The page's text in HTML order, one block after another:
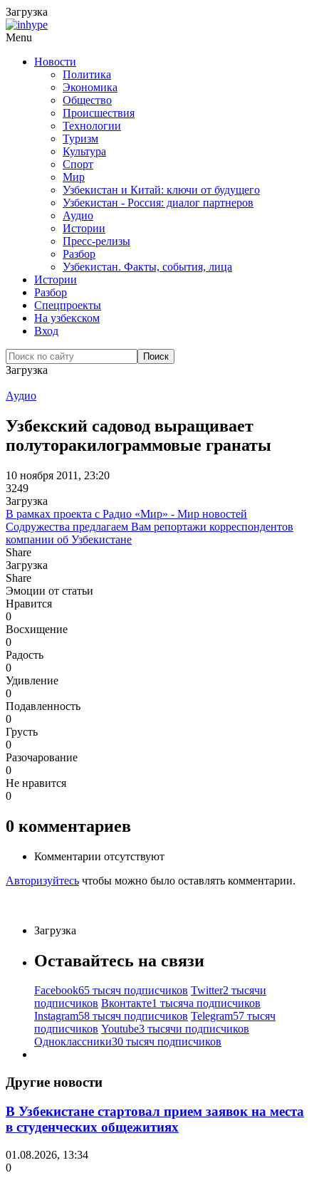
Загрузка
Menu
Новости
Политика
Экономика
Общество
Происшествия
Технологии
Туризм
Культура
Спорт
Мир
Узбекистан и Китай: ключи от будущего
Узбекистан - Россия: диалог партнеров
Аудио
Истории
Пресс-релизы
Разбор
Узбекистан. Факты, события, лица
Истории
Разбор
Спецпроекты
На узбекском
Вход
Загрузка
Аудио
Узбекский садовод выращивает
полуторакилограммовые гранаты
10 ноября 2011, 23:20
3249
Загрузка
В рамках проекта с Радио «Мир» - Мир новостей
Содружества предлагаем Вам репортажи корреспондентов
компании об Узбекистане
Share
Загрузка
Share
Эмоции от статьи
Нравится
0
Восхищение
0
Радость
0
Удивление
0
Подавленность
0
Грусть
0
Разочарование
0
Не нравится
0
0 комментариев
Комментарии отсутствуют
Авторизуйтесь чтобы можно было оставлять комментарии.
Загрузка
Оставайтесь на связи
Facebook65 тысяч подписчиков Twitter2 тысячи
подписчиков Вконтакте1 тысяча подписчиков
Instagram58 тысяч подписчиков Telegram57 тысяч
подписчиков Youtube3 тысячи подписчиков
Одноклассники30 тысяч подписчиков
Другие новости
В Узбекистане стартовал прием заявок на места
в студенческих общежитиях
01.08.2026, 13:34
0